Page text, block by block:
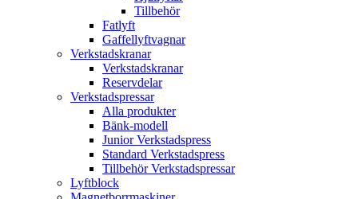
Tillbehör
Fatlyft
Gaffellyftvagnar
Verkstadskranar
Verkstadskranar
Reservdelar
Verkstadspressar
Alla produkter
Bänk-modell
Junior Verkstadspress
Standard Verkstadspress
Tillbehör Verkstadspressar
Lyftblock